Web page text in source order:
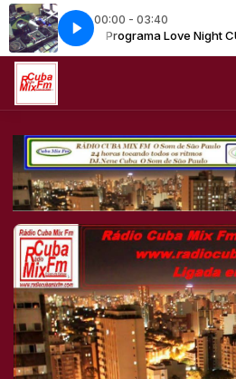
00:00 - 03:40
FM Programa Love Night